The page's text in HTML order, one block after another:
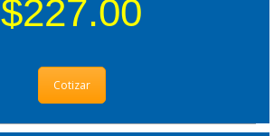
$227.00
Cotizar